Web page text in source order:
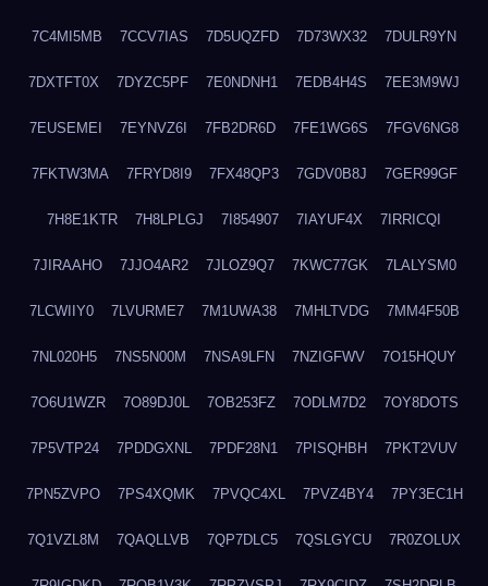
7C4MI5MB 7CCV7IAS 7D5UQZFD 7D73WX32 7DULR9YN
7DXTFT0X 7DYZC5PF 7E0NDNH1 7EDB4H4S 7EE3M9WJ
7EUSEMEI 7EYNVZ6I 7FB2DR6D 7FE1WG6S 7FGV6NG8
7FKTW3MA 7FRYD8I9 7FX48QP3 7GDV0B8J 7GER99GF
7H8E1KTR 7H8LPLGJ 7I854907 7IAYUF4X 7IRRICQI
7JIRAAHO 7JJO4AR2 7JLOZ9Q7 7KWC77GK 7LALYSM0
7LCWIIY0 7LVURME7 7M1UWA38 7MHLTVDG 7MM4F50B
7NL020H5 7NS5N00M 7NSA9LFN 7NZIGFWV 7O15HQUY
7O6U1WZR 7O89DJ0L 7OB253FZ 7ODLM7D2 7OY8DOTS
7P5VTP24 7PDDGXNL 7PDF28N1 7PISQHBH 7PKT2VUV
7PN5ZVPO 7PS4XQMK 7PVQC4XL 7PVZ4BY4 7PY3EC1H
7Q1VZL8M 7QAQLLVB 7QP7DLC5 7QSLGYCU 7R0ZOLUX